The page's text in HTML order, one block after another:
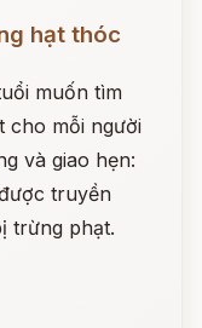
hạt thóc
muốn tìm
cho mỗi người
và giao hẹn:
truyền
trừng phạt.